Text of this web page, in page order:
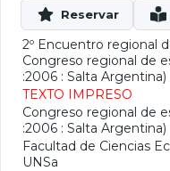
2º Encuentro regional
Congreso regional de
:2006 : Salta Argentina)
TEXTO IMPRESO
Congreso regional de
:2006 : Salta Argentina)
Facultad de Ciencias
UNSa